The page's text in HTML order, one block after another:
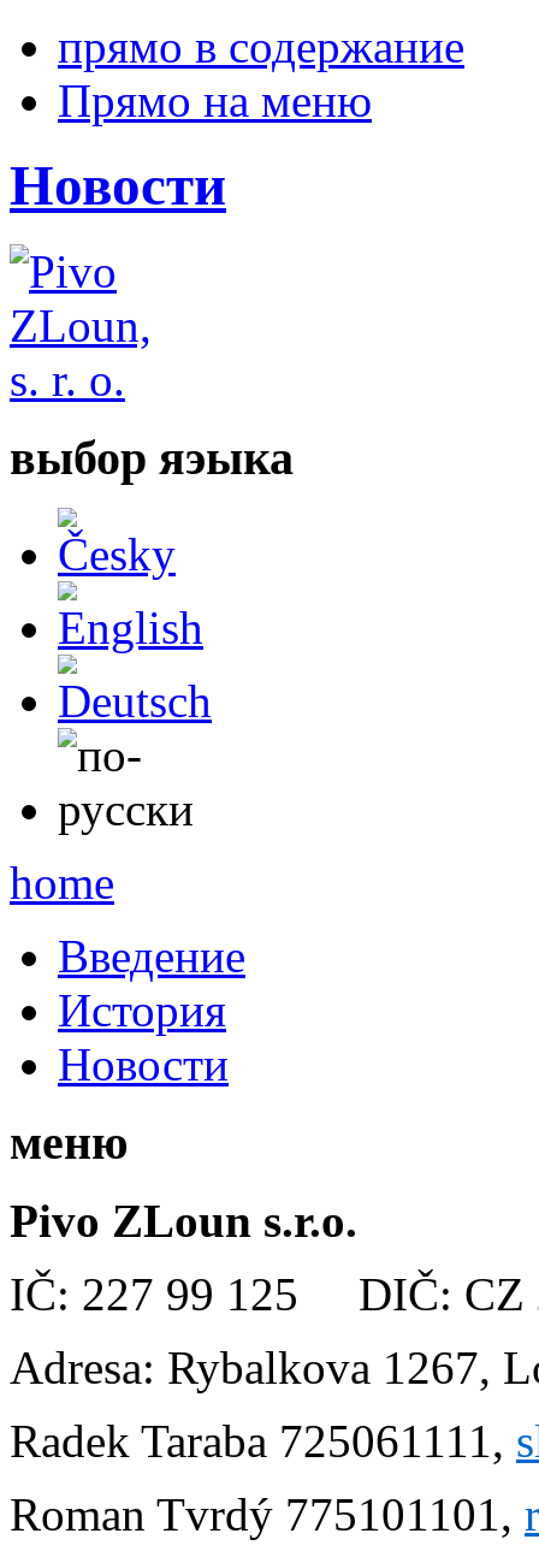
прямо в содержание
Прямо на меню
Новости
выбор яэыка
home
Введение
История
Новости
меню
Pivo ZLoun s.r.o.
IČ: 227 99 125 DIČ: CZ
Adresa: Rybalkova 1267,
Radek Taraba 725061111,
Roman Tvrdý 775101101,